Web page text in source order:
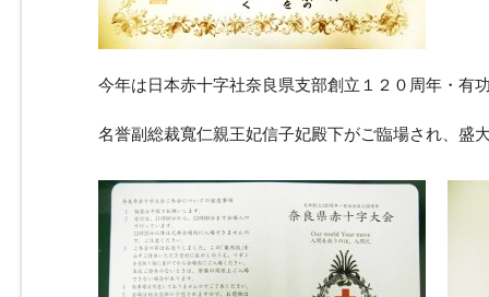
今年は日本赤十字社奈良県支部創立１２０周年・有
名誉副総裁寬仁親王妃信子妃殿下がご臨場され、盛